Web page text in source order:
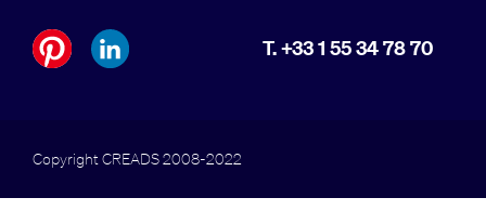
T. +33 1 55 34 78 70
Copyright CREADS 2008-2022